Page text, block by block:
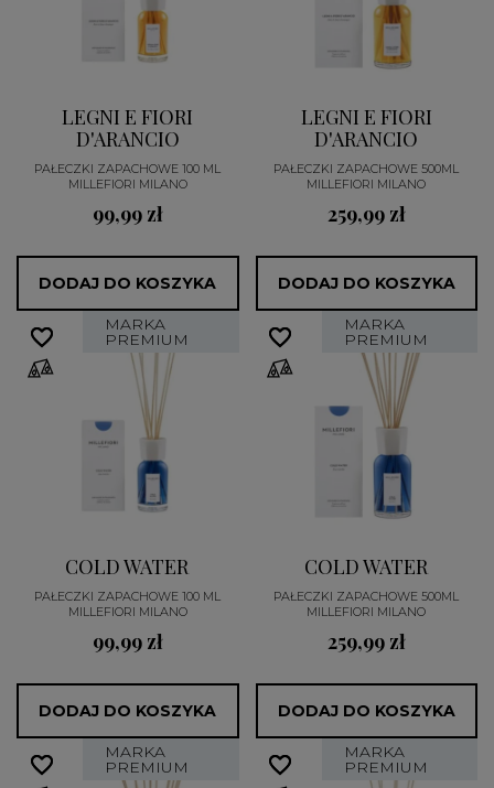
LEGNI E FIORI
D'ARANCIO
PAŁECZKI ZAPACHOWE 100 ML
MILLEFIORI MILANO
99,99 zł
DODAJ DO KOSZYKA
LEGNI E FIORI
D'ARANCIO
PAŁECZKI ZAPACHOWE 500ML
MILLEFIORI MILANO
259,99 zł
DODAJ DO KOSZYKA
MARKA
PREMIUM
COLD WATER
PAŁECZKI ZAPACHOWE 100 ML
MILLEFIORI MILANO
99,99 zł
DODAJ DO KOSZYKA
favorite_border
favorite_border MARKA
PREMIUM
COLD WATER
PAŁECZKI ZAPACHOWE 500ML
MILLEFIORI MILANO
259,99 zł
DODAJ DO KOSZYKA
favorite_border
favorite_border
MARKA
PREMIUM
favorite_border
favorite_border MARKA
PREMIUM
favorite_border
favorite_border